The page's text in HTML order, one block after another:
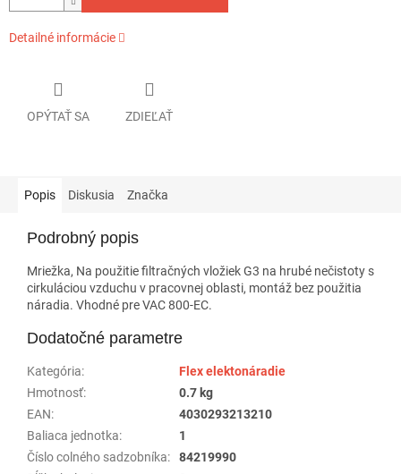
Detailné informácie
OPÝTAŤ SA ZDIEĽAŤ
Popis Diskusia Značka
Podrobný popis
Mriežka, Na použitie filtračných vložiek G3 na hrubé nečistoty s
cirkuláciou vzduchu v pracovnej oblasti, montáž bez použitia
náradia. Vhodné pre VAC 800-EC.
Dodatočné parametre
Kategória:
Flex elektonáradie
Hmotnosť:
0.7 kg
EAN:
4030293213210
Baliaca jednotka:
1
Číslo colného sadzobníka:
84219990